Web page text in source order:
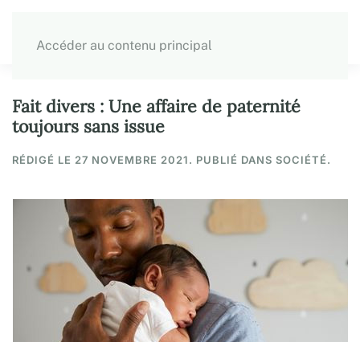
Accéder au contenu principal
Fait divers : Une affaire de paternité
toujours sans issue
RÉDIGÉ LE 27 NOVEMBRE 2021. PUBLIÉ DANS SOCIÉTÉ.